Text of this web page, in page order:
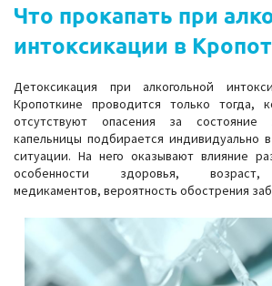
Что прокапать при
интоксикации в
Детоксикация при алкогольной
Кропоткине проводится только тогда,
отсутствуют опасения за состояние
капельницы подбирается индивидуально
ситуации. На него оказывают влияние
особенности здоровья, возраст,
медикаментов, вероятность обострения